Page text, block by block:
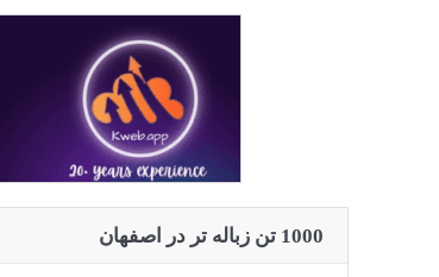
1000 تن زباله تر در اصفهان